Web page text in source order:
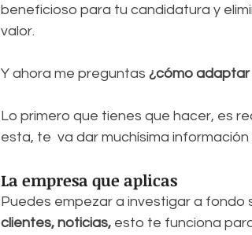
beneficioso para tu candidatura y
valor.
Y ahora me preguntas ¿cómo adaptar
Lo primero que tienes que hacer, es
esta, te  va dar muchísima
La empresa que aplicas
Puedes empezar a investigar a fondo
clientes, noticias, esto te funciona